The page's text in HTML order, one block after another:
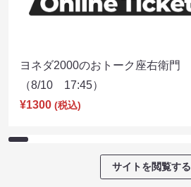
ヨネダ2000のおトーク座右衛門
（8/10 17:45）
¥1300 (税込)
サイトを閲覧する